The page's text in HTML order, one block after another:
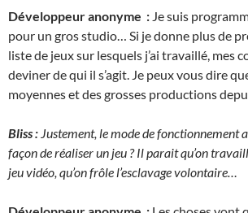
Développeur anonyme : Je suis
pour un gros studio… Si je donne plus de
liste de jeux sur lesquels j’ai travaillé, mes
deviner de qui il s’agit. Je peux vous dire
moyennes et des grosses productions
Bliss : Justement, le mode de fonctionnement
façon de réaliser un jeu ? Il parait qu’on
jeu vidéo, qu’on frôle l’esclavage volontaire…